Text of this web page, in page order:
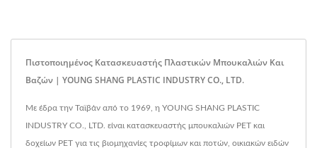
Πιστοποιημένος Κατασκευαστής Πλαστικών Μπουκαλιών Και
Βαζών | YOUNG SHANG PLASTIC INDUSTRY CO., LTD.
Με έδρα την Ταϊβάν από το 1969, η YOUNG SHANG PLASTIC
INDUSTRY CO., LTD. είναι κατασκευαστής μπουκαλιών PET και
δοχείων PET για τις βιομηχανίες τροφίμων και ποτών, οικιακών ειδών